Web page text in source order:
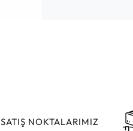
SATIŞ NOKTALARIMIZ